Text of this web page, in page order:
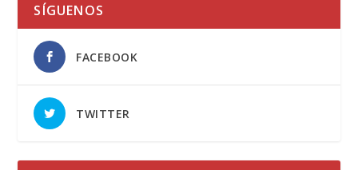
SÍGUENOS
FACEBOOK
TWITTER